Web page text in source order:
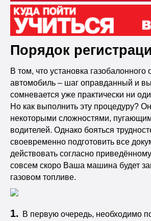
Порядок
В том, что установка газобалонного
автомобиль – шаг оправданный и
сомневается уже практически ни
Но как выполнить эту процедуру?
некоторыми сложностями,
водителей. Однако бояться
своевременно подготовить все
действовать согласно
совсем скоро Ваша машина будет
газовом топливе.
В первую очередь, необходимо